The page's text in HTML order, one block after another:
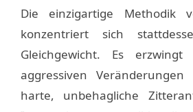
Die einzigartige Methodik
konzentriert sich
Gleichgewicht. Es erzwingt
aggressiven
harte, unbehagliche